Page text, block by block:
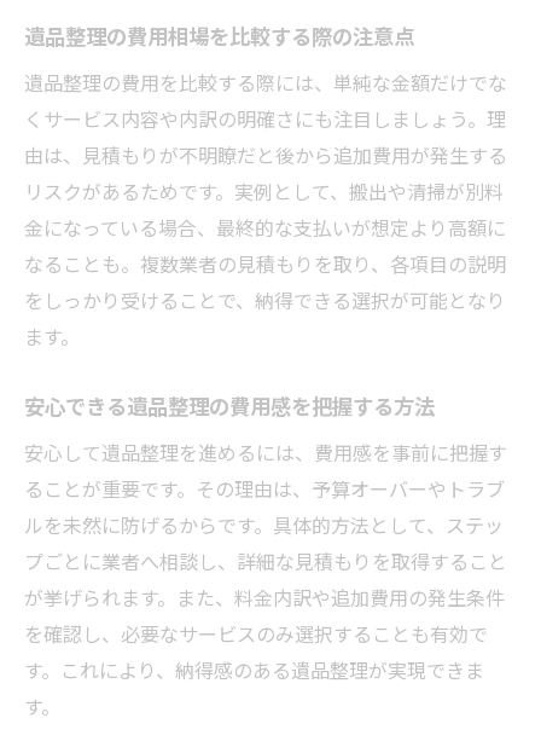
遺品整理費用を抑える準備と工夫のコツ
自分でできる片付けで費用を節約する方法
サービス内容の見直しで遺品整理費用を削
減
複数業者の見積もり比較で最適な費用を選
ぶ
遺品処分のタイミングで費用が変わる理由
知って得する遺品整理費用の節約アイデア
実際にかかった遺品整理費用の口コミ
遺品整理の費用に関する悩みと解決例
高額な遺品整理費用に驚いたケース集
遺品整理の料金相場を利用者目線で解説
体験談から学ぶ遺品整理費用の工夫ポイン
ト
遺品整理の費用相場を比較する際の注意点
遺品整理の費用を比較する際には、単純な金額だけでな
くサービス内容や内訳の明確さにも注目しましょう。理
由は、見積もりが不明瞭だと後から追加費用が発生する
リスクがあるためです。実例として、搬出や清掃が別料
金になっている場合、最終的な支払いが想定より高額に
なることも。複数業者の見積もりを取り、各項目の説明
をしっかり受けることで、納得できる選択が可能となり
ます。
安心できる遺品整理の費用感を把握する方法
安心して遺品整理を進めるには、費用感を事前に把握す
ることが重要です。その理由は、予算オーバーやトラブ
ルを未然に防げるからです。具体的方法として、ステッ
プごとに業者へ相談し、詳細な見積もりを取得すること
が挙げられます。また、料金内訳や追加費用の発生条件
を確認し、必要なサービスのみ選択することも有効で
す。これにより、納得感のある遺品整理が実現できま
す。